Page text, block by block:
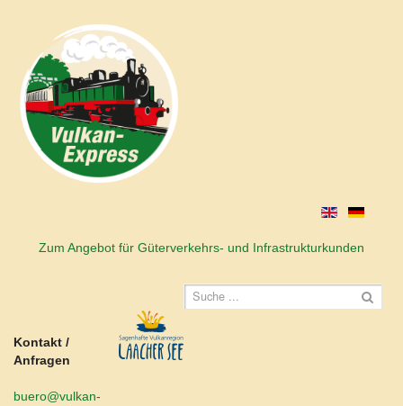
Zum Angebot für Güterverkehrs- und Infrastrukturkunden
Kontakt /
Anfragen
buero@vulkan-